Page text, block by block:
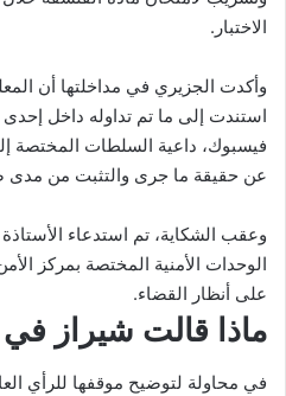
الاختبار.
وأكدت الجزيري في مداخلتها أن
استندت إلى ما تم تداوله داخل
فيسبوك، داعية السلطات
عن حقيقة ما جرى والتثبت من مدى
وعقب الشكاية، تم استدعاء
الوحدات الأمنية المختصة بمركز
على أنظار القضاء.
ماذا قالت شيراز في
في محاولة لتوضيح موقفها للرأي